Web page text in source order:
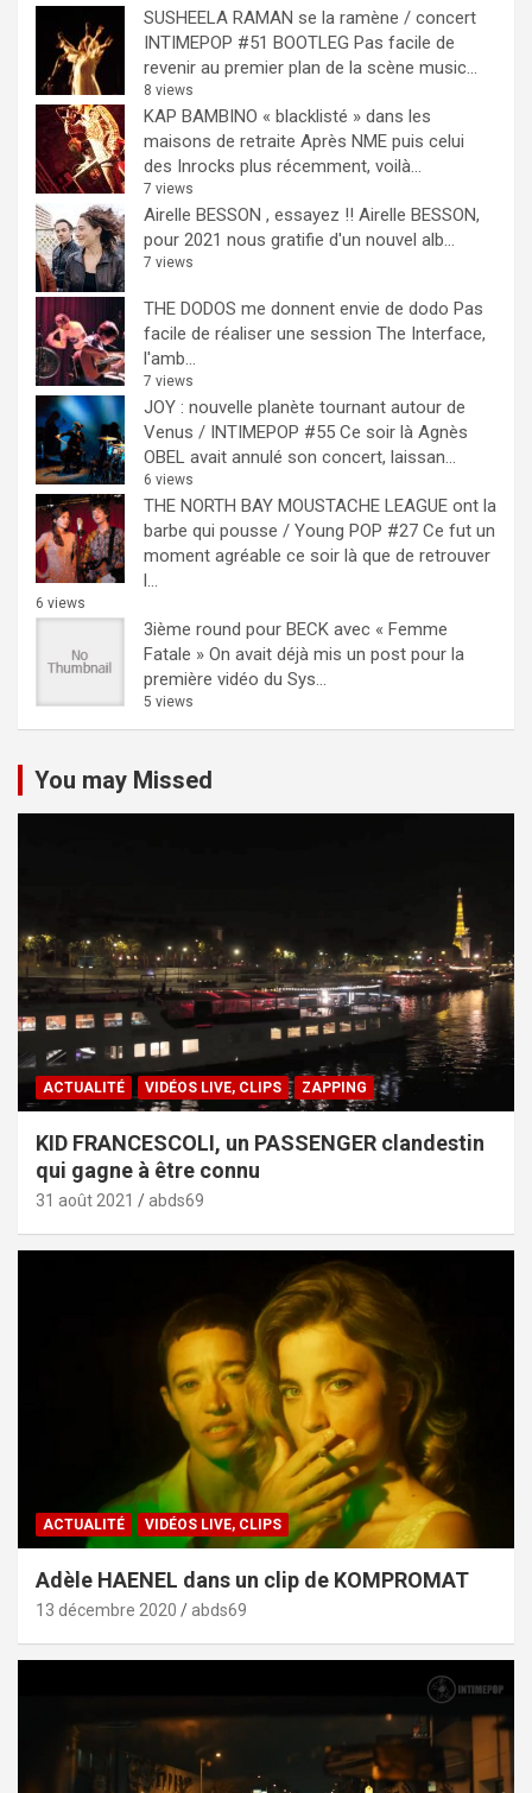
SUSHEELA RAMAN se la ramène / concert
INTIMEPOP #51 BOOTLEG Pas facile de
revenir au premier plan de la scène music...
8 views
KAP BAMBINO « blacklisté » dans les
maisons de retraite Après NME puis celui
des Inrocks plus récemment, voilà...
7 views
Airelle BESSON , essayez !! Airelle BESSON,
pour 2021 nous gratifie d'un nouvel alb...
7 views
THE DODOS me donnent envie de dodo Pas
facile de réaliser une session The Interface,
l'amb...
7 views
JOY : nouvelle planète tournant autour de
Venus / INTIMEPOP #55 Ce soir là Agnès
OBEL avait annulé son concert, laissan...
6 views
THE NORTH BAY MOUSTACHE LEAGUE ont la
barbe qui pousse / Young POP #27 Ce fut un
moment agréable ce soir là que de retrouver
l...
6 views
3ième round pour BECK avec « Femme
Fatale » On avait déjà mis un post pour la
première vidéo du Sys...
5 views
You may Missed
ACTUALITÉ VIDÉOS LIVE, CLIPS ZAPPING
KID FRANCESCOLI, un PASSENGER clandestin
qui gagne à être connu
31 août 2021 abds69
ACTUALITÉ VIDÉOS LIVE, CLIPS
Adèle HAENEL dans un clip de KOMPROMAT
13 décembre 2020 abds69